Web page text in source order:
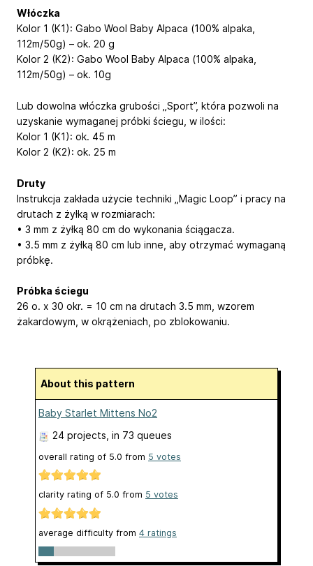
Włóczka
Kolor 1 (K1): Gabo Wool Baby Alpaca (100% alpaka,
112m/50g) – ok. 20 g
Kolor 2 (K2): Gabo Wool Baby Alpaca (100% alpaka,
112m/50g) – ok. 10g
Lub dowolna włóczka grubości „Sport”, która pozwoli na
uzyskanie wymaganej próbki ściegu, w ilości:
Kolor 1 (K1): ok. 45 m
Kolor 2 (K2): ok. 25 m
Druty
Instrukcja zakłada użycie techniki „Magic Loop” i pracy na
drutach z żyłką w rozmiarach:
• 3 mm z żyłką 80 cm do wykonania ściągacza.
• 3.5 mm z żyłką 80 cm lub inne, aby otrzymać wymaganą
próbkę.
Próbka ściegu
26 o. x 30 okr. = 10 cm na drutach 3.5 mm, wzorem
żakardowym, w okrążeniach, po zblokowaniu.
About this pattern
Baby Starlet Mittens No2
24 projects , in 73 queues
overall rating of 5.0 from 5 votes
clarity rating of 5.0 from 5 votes
average difficulty from 4 ratings